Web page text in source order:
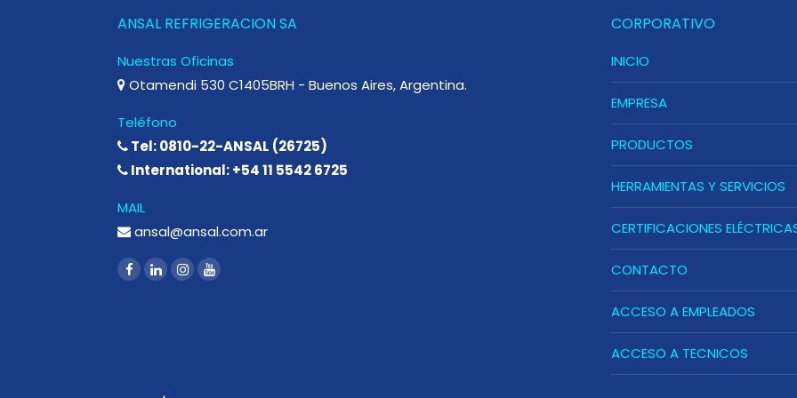
ANSAL REFRIGERACION SA
Nuestras Oficinas
Otamendi 530 C1405BRH - Buenos Aires, Argentina.
Teléfono
Tel: 0810-22-ANSAL (26725)
International: +54 11 5542 6725
MAIL
ansal@ansal.com.ar
CORPORATIVO
INICIO
EMPRESA
PRODUCTOS
HERRAMIENTAS Y SERVICIOS
CERTIFICACIONES
CONTACTO
ACCESO A EMPLEADOS
ACCESO A TECNICOS